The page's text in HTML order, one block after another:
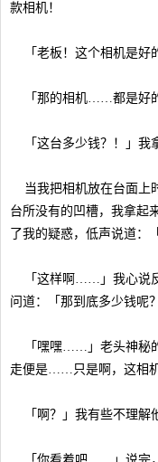
款相机！
「老板！这个相机是好
「那的相机……都是好
「这台多少钱？！」我
当我把相机放在台面上
台所没有的凹槽，我拿起
了我的疑惑，低声说道
「这样啊……」我心说反
问道：「那到底多少钱呢？
「嘿嘿……」老头神秘
走便是……只是啊，这相
「啊？」我有些不理解